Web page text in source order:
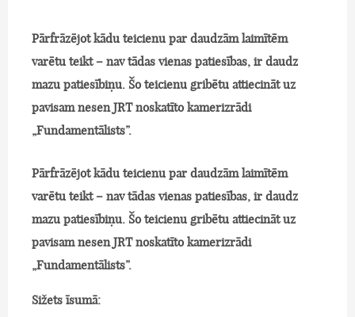
Pārfrāzējot kādu teicienu par daudzām laimītēm
varētu teikt – nav tādas vienas patiesības, ir daudz
mazu patiesībiņu. Šo teicienu gribētu attiecināt uz
pavisam nesen JRT noskatīto kamerizrādi
„Fundamentālists”.
Pārfrāzējot kādu teicienu par daudzām laimītēm
varētu teikt – nav tādas vienas patiesības, ir daudz
mazu patiesībiņu. Šo teicienu gribētu attiecināt uz
pavisam nesen JRT noskatīto kamerizrādi
„Fundamentālists”.
Sižets īsumā: